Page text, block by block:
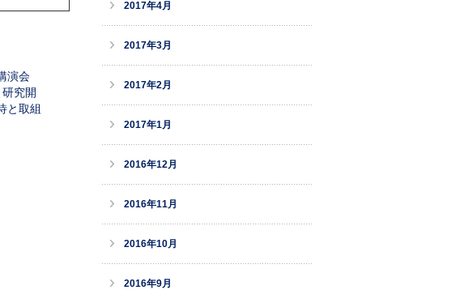
演会
究開
と取組
2017年4月
2017年3月
2017年2月
2017年1月
2016年12月
2016年11月
2016年10月
2016年9月